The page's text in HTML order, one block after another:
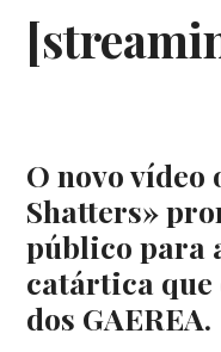
O novo vídeo
Shatters»
público para
catártica que
dos GAEREA.